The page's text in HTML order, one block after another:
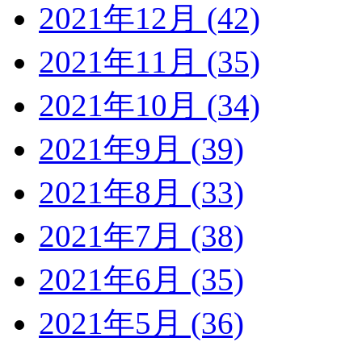
2021年12月 (42)
2021年11月 (35)
2021年10月 (34)
2021年9月 (39)
2021年8月 (33)
2021年7月 (38)
2021年6月 (35)
2021年5月 (36)